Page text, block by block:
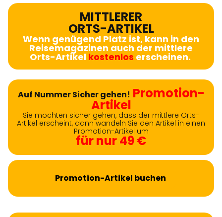
MITTLERER
ORTS-ARTIKEL
Wenn genügend Platz ist, kann in den
Reisemagazinen auch der mittlere
Orts-Artikel kostenlos erscheinen.
Auf Nummer Sicher gehen! Promotion-
Artikel
Sie möchten sicher gehen, dass der mittlere Orts-
Artikel erscheint, dann wandeln Sie den Artikel in einen
Promotion-Artikel um
für nur 49 €
Promotion-Artikel buchen